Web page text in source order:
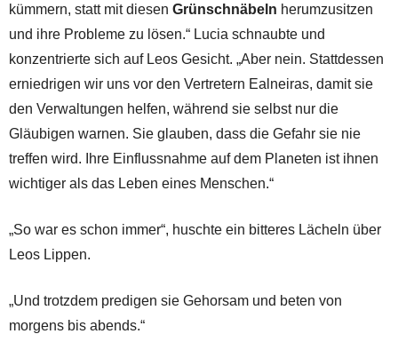
kümmern, statt mit diesen Grünschnäbeln herumzusitzen
und ihre Probleme zu lösen.“ Lucia schnaubte und
konzentrierte sich auf Leos Gesicht. „Aber nein. Stattdessen
erniedrigen wir uns vor den Vertretern Ealneiras, damit sie
den Verwaltungen helfen, während sie selbst nur die
Gläubigen warnen. Sie glauben, dass die Gefahr sie nie
treffen wird. Ihre Einflussnahme auf dem Planeten ist ihnen
wichtiger als das Leben eines Menschen.“
„So war es schon immer“, huschte ein bitteres Lächeln über
Leos Lippen.
„Und trotzdem predigen sie Gehorsam und beten von
morgens bis abends.“